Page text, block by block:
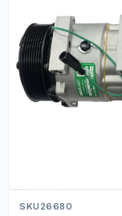
SKU26680